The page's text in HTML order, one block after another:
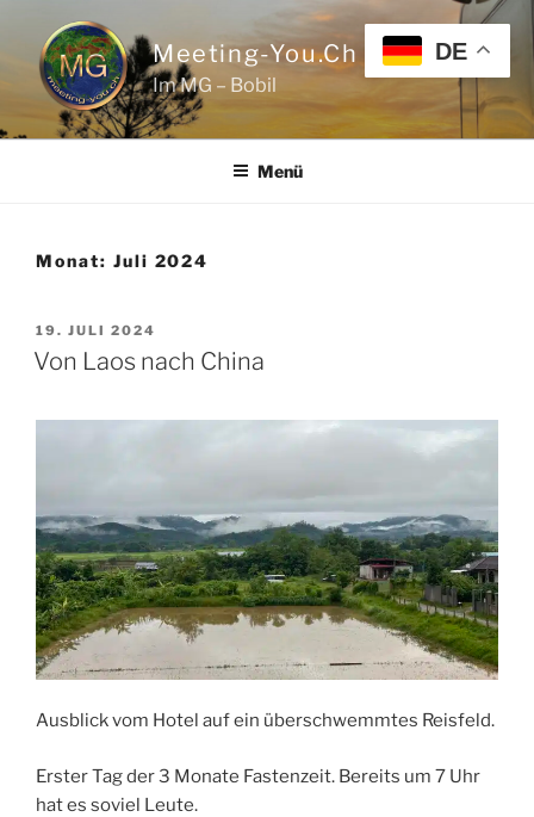
Inhalt
springen
Meeting-You.ch
Im MG – Bobil
Menü
Monat: Juli 2024
VERÖFFENTLICHT
AM
19. JULI 2024
Von Laos nach China
Ausblick vom Hotel auf ein überschwemmtes Reisfeld.
Erster Tag der 3 Monate Fastenzeit. Bereits um 7 Uhr
hat es soviel Leute.
DE